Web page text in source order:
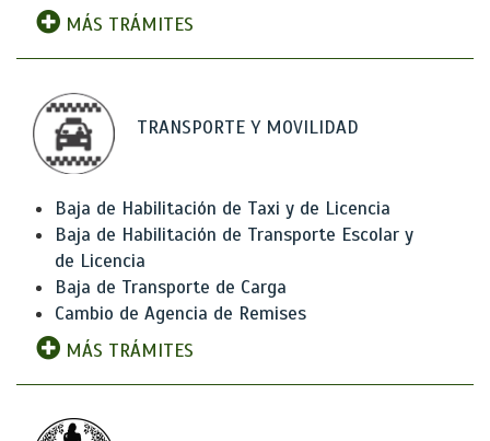
MÁS TRÁMITES
TRANSPORTE Y MOVILIDAD
Baja de Habilitación de Taxi y de Licencia
Baja de Habilitación de Transporte Escolar y
de Licencia
Baja de Transporte de Carga
Cambio de Agencia de Remises
MÁS TRÁMITES